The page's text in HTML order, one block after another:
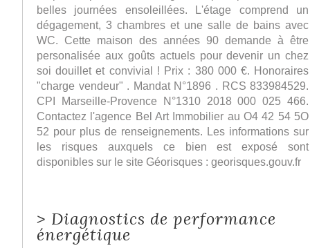
belles journées ensoleillées. L'étage comprend un
dégagement, 3 chambres et une salle de bains avec
WC. Cette maison des années 90 demande à être
personalisée aux goûts actuels pour devenir un chez
soi douillet et convivial ! Prix : 380 000 €. Honoraires
"charge vendeur" . Mandat N°1896 . RCS 833984529.
CPI Marseille-Provence N°1310 2018 000 025 466.
Contactez l'agence Bel Art Immobilier au O4 42 54 5O
52 pour plus de renseignements. Les informations sur
les risques auxquels ce bien est exposé sont
disponibles sur le site Géorisques : georisques.gouv.fr
> Diagnostics de performance
énergétique